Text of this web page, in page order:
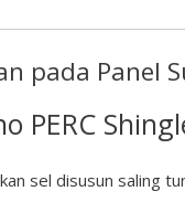
pada Panel
PERC
sel disusun saling